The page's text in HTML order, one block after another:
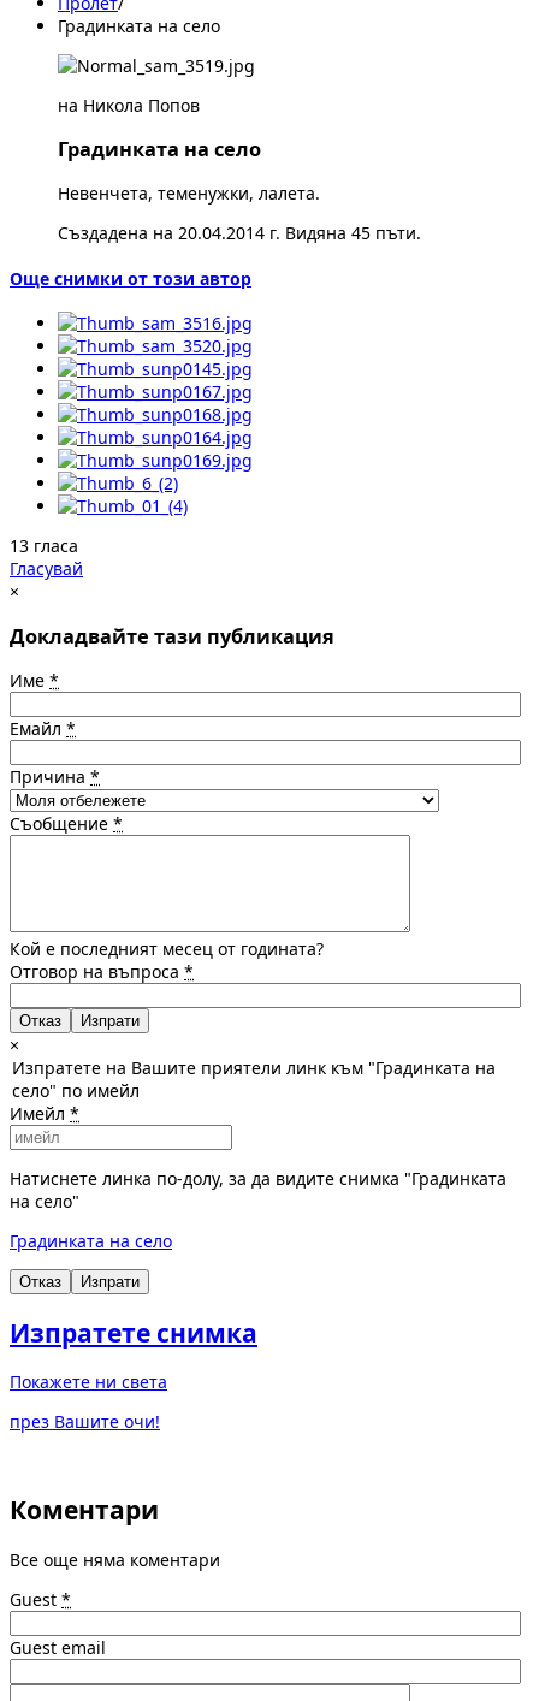
Градинката на село
на Никола Попов
Градинката на село
Невенчета, теменужки, лалета.
Създадена на 20.04.2014 г. Видяна 45 пъти.
Още снимки от този автор
13 гласа
Гласувай
×
Докладвайте тази публикация
Име *
Емайл *
Причина *
Съобщение *
Кой е последният месец от годината?
Отговор на въпроса *
Отказ
×
Изпратете на Вашите приятели линк към "Градинката на
село" по имейл
Имейл *
Натиснете линка по-долу, за да видите снимка "Градинката
на село"
Градинката на село
Отказ Изпрати
Изпратете снимка
Покажете ни света
през Вашите очи!
Коментари
Все още няма коментари
Guest *
Guest email